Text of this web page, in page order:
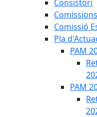
Consistori
Comissió
Pla
PAM
PAM